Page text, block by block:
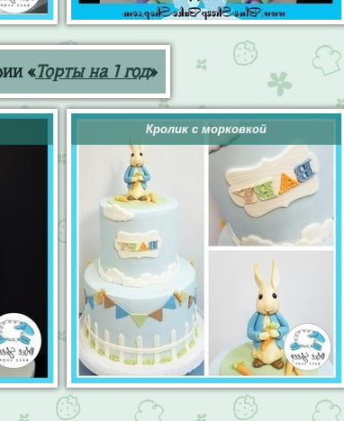
«Торты на 1 год»
Кролик с морковкой